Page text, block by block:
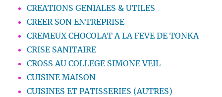
CREATIONS GENIALES & UTILES
CREER SON ENTREPRISE
CREMEUX CHOCOLAT A LA FEVE DE TONKA
CRISE SANITAIRE
CROSS AU COLLEGE SIMONE VEIL
CUISINE MAISON
CUISINES ET PATISSERIES (AUTRES)